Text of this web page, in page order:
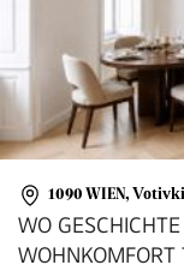
1090 WIEN,
WO